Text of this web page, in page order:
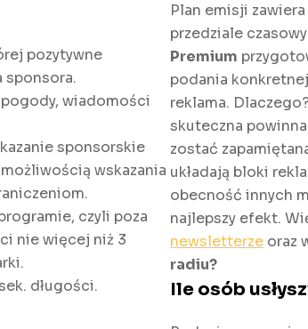
pozytywne
sponsora.
wiadomości
sponsorskie
wskazania
czyli poza
nie więcej niż 3
długości.
Plan emisji
przedziale
Premium
podania
reklama.
skuteczna
zostać
układają bloki
obecność innych
najlepszy efekt.
newsletterze oraz
radiu?
Ile osób